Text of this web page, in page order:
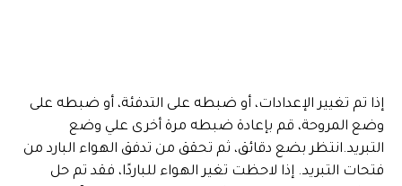
إذا تم تغيير الإعدادات، أو ضبطه على التدفئة، أو ضبطه على
وضع المروحة، قم بإعادة ضبطه مرة أخرى علي وضع
التبريد.انتظر بضع دقائق، ثم تحقق من تدفق الهواء البارد من
فتحات التبريد. إذا لاحظت تغير الهواء للباردًا، فقد تم حل